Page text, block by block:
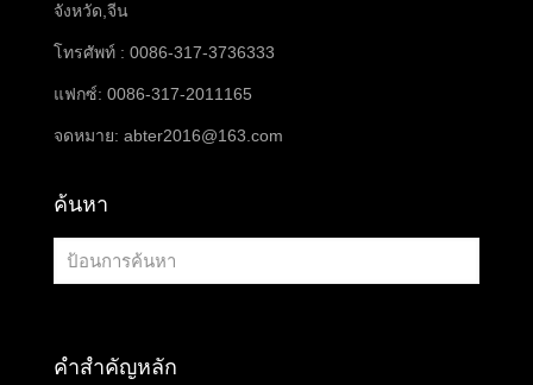
จังหวัด,จีน
โทรศัพท์ : 0086-317-3736333
แฟกซ์: 0086-317-2011165
จดหมาย: abter2016@163.com
ค้นหา
คำสำคัญหลัก